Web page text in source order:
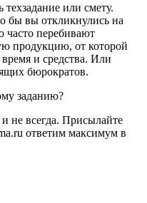
или смету.
бы вы откликнулись на
часто перебивают
продукцию, от которой
время и средства. Или
бюрократов.
заданию?
не всегда. Присылайте
ответим максимум в